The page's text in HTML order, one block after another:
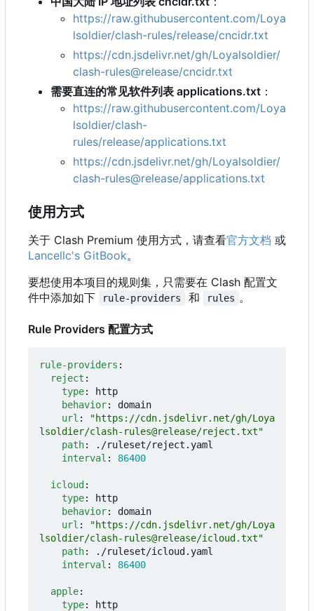
https://raw.githubusercontent.com/Loya
lsoldier/clash-rules/release/cncidr.txt
https://cdn.jsdelivr.net/gh/Loyalsoldier/
clash-rules@release/cncidr.txt
需要直连的常见软件列表 applications.txt ：
https://raw.githubusercontent.com/Loya
lsoldier/clash-
rules/release/applications.txt
https://cdn.jsdelivr.net/gh/Loyalsoldier/
clash-rules@release/applications.txt
使用方式
关于 Clash Premium 使用方式，请查看官方文档 或
Lancellc's GitBook。
要想使用本项目的规则集，只需要在 Clash 配置文
件中添加如下
rule-providers 和 rules 。
Rule Providers 配置方式
rule-providers :
reject :
type:
http
behavior:
domain
url :
"https://cdn.jsdelivr.net/gh/Loya
lsoldier/clash-rules@release/reject.txt"
path:
./ruleset/reject.yaml
interval : 86400
icloud :
type:
http
behavior:
domain
url :
"https://cdn.jsdelivr.net/gh/Loya
lsoldier/clash-rules@release/icloud.txt"
path:
./ruleset/icloud.yaml
interval : 86400
apple:
type:
http